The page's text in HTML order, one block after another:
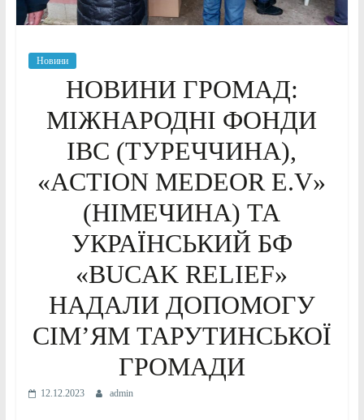
Новини
НОВИНИ ГРОМАД:
МІЖНАРОДНІ ФОНДИ
ІВС (ТУРЕЧЧИНА),
«ACTION MEDEOR Е.V»
(НІМЕЧИНА) ТА
УКРАЇНСЬКИЙ БФ
«BUCAK RELIEF»
НАДАЛИ ДОПОМОГУ
СІМ’ЯМ ТАРУТИНСЬКОЇ
ГРОМАДИ
12.12.2023 admin